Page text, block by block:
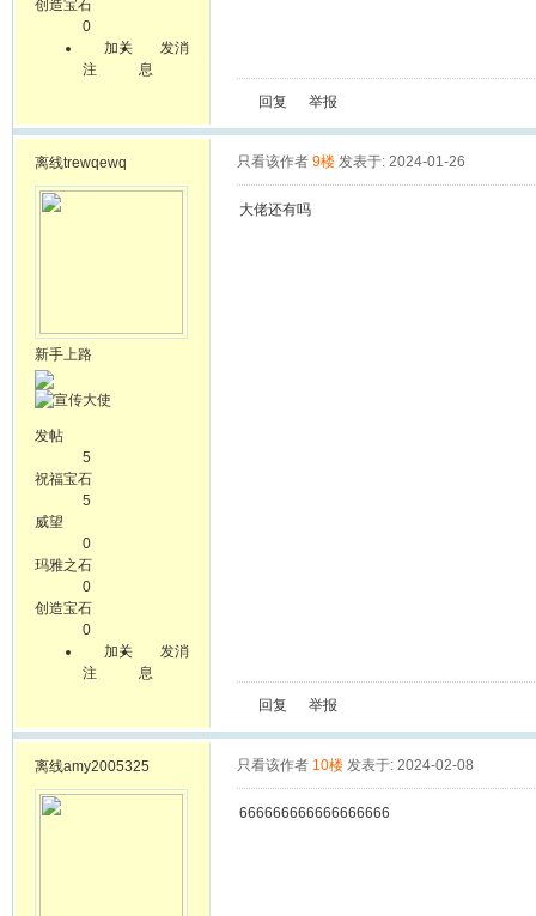
创造宝石
0
加关
注
发消
息
回复 举报
离线trewqewq
新手上路
发帖
5
祝福宝石
5
威望
0
玛雅之石
0
创造宝石
0
加关
注
发消
息
只看该作者 9楼 发表于: 2024-01-26
大佬还有吗
回复 举报
离线amy2005325 只看该作者 10楼 发表于: 2024-02-08
666666666666666666